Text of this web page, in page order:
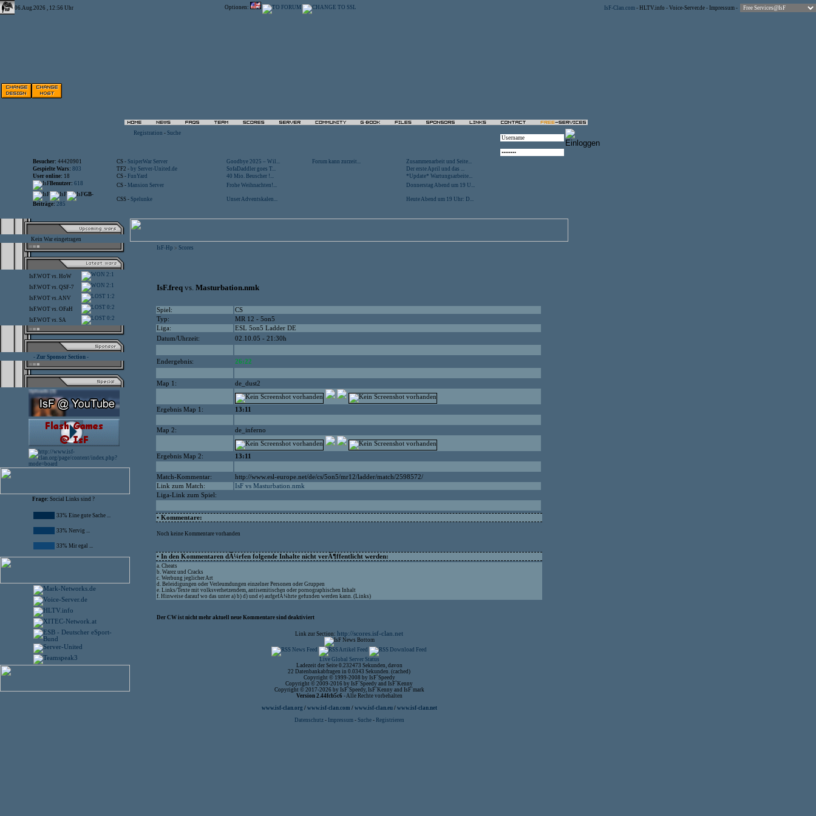
06.Aug.2026 , 12:56 Uhr Optionen: IsF-Clan.com - HLTV.info - Voice-Server.de - Impressum -
Registration - Suche
Besucher: 44420901 CS - SniperWar Server Goodbye 2025 – Wil... Forum kann zurzeit...
Zusammenarbeit und Seite...
Gespielte Wars: 803 TF2 - by Server-United.de SofaDaddler goes T...
Der erste April und das ...
User online: 18 CS - FunYard 40 Mio. Beuscher !...
*Update* Wartungsarbeite...
Benutzer: 618 CS - Mansion Server Frohe Weihnachten!...
Donnerstag Abend um 19 U...
GB-
Beiträge: 285
CSS - Spelunke Unser Adventskalen... Heute Abend um 19 Uhr: D...
Kein War eingetragen
IsF.WOT vs. HoW 2:1
IsF.WOT vs. QSF-7 2:1
IsF.WOT vs.ANV 1:2
IsF.WOT vs. OFaH 0:2
IsF.WOT vs. SA 0:2
- Zur Sponsor Section -
Frage: Social Links sind ?
33% Eine gute Sache ...
33% Nervig ...
33% Mir egal ...
IsF-Hp > Scores
IsF.freq vs. Masturbation.nmk
Spiel:
CS
Typ:
MR 12 - 5on5
Liga:
ESL 5on5 Ladder DE
Datum/Uhrzeit:
02.10.05 - 21:30h
Endergebnis: 26:22
Map 1: de_dust2
Ergebnis Map 1: 13:11
Map 2: de_inferno
Ergebnis Map 2: 13:11
Match-Kommentar:
http://www.esl-europe.net/de/cs/5on5/mr12/ladder/match/2598572/
Link zum Match:
IsF vs Masturbation.nmk
Liga-Link zum Spiel:
• Kommentare:
Noch keine Kommentare vorhanden
• In den Kommentaren dÃ¼rfen folgende Inhalte nicht verÃ¶ffentlicht werden:
a. Cheats
b. Warez und Cracks
c. Werbung jeglicher Art
d. Beleidigungen oder Verleumdungen einzelner Personen oder Gruppen
e. Links/Texte mit volksverhetzendem, antisemitischen oder pornographischen Inhalt
f. Hinweise darauf wo das unter a) b) d) und e) aufgefÃ¼hrte gefunden werden kann. (Links)
Der CW ist nicht mehr aktuell neue Kommentare sind deaktiviert
Link zur Section: http://scores.isf-clan.net
Live Global Server Status
Ladezeit der Seite 0.232473 Sekunden, davon
22 Datenbankabfragen in 0.0343 Sekunden. (cached)
Copyright © 1999-2008 by IsF`Speedy
Copyright © 2009-2016 by IsF`Speedy and IsF`Kenny
Copyright © 2017-2026 by IsF`Speedy, IsF`Kenny and IsF`mark
Version 2.44fcb5c6 - Alle Rechte vorbehalten
www.isf-clan.org / www.isf-clan.com / www.isf-clan.eu/ www.isf-clan.net
Datenschutz - Impressum- Suche- Registrieren